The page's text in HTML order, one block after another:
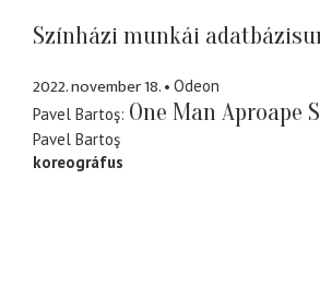
Színházi munkái
2022. november 18.
Odeon
Pavel Bartoş One Man Aproape
Pavel Bartoş
koreográfus